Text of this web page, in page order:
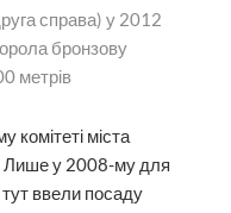
справа) у 2012
бронзову
метрів
комітеті міста
Лише у 2008-му для
тут ввели посаду